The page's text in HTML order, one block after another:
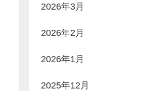
2026年3月
2026年2月
2026年1月
2025年12月